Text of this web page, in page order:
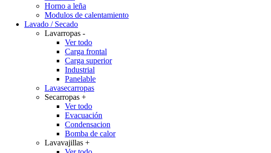
Horno a leña
Modulos de calentamiento
Lavado / Secado
Lavarropas -
Ver todo
Carga frontal
Carga superior
Industrial
Panelable
Lavasecarropas
Secarropas +
Ver todo
Evacuación
Condensacion
Bomba de calor
Lavavajillas +